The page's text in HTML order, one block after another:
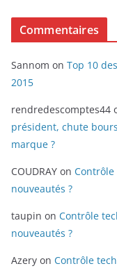
Commentaires
Sannom on Top 10
2015
rendredescomptes44
président, chute
marque ?
COUDRAY on
nouveautés ?
taupin on Contrôle
nouveautés ?
Azery on Contrôle